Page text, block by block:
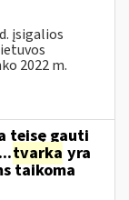
įsigalios
2022 m.
teisę gauti
...tvarka yra
taikoma